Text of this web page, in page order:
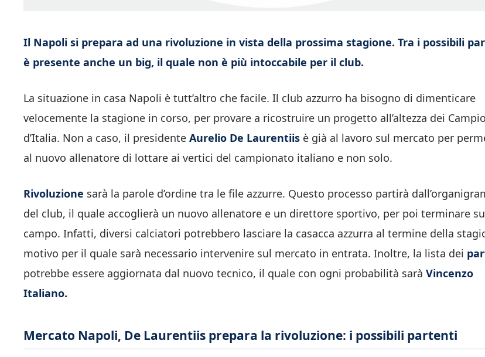
Il Napoli si prepara ad una rivoluzione in vista della prossima stagione. Tra i possibili
è presente anche un big, il quale non è più intoccabile per il club.
La situazione in casa Napoli è tutt’altro che facile. Il club azzurro ha bisogno di dimenticare
velocemente la stagione in corso, per provare a ricostruire un progetto all’altezza dei
d’Italia. Non a caso, il presidente Aurelio De Laurentiis è già al lavoro sul mercato per
al nuovo allenatore di lottare ai vertici del campionato italiano e non solo.
Rivoluzione sarà la parole d’ordine tra le file azzurre. Questo processo partirà
del club, il quale accoglierà un nuovo allenatore e un direttore sportivo, per poi terminare
campo. Infatti, diversi calciatori potrebbero lasciare la casacca azzurra al termine della
motivo per il quale sarà necessario intervenire sul mercato in entrata. Inoltre, la lista dei
potrebbe essere aggiornata dal nuovo tecnico, il quale con ogni probabilità sarà Vincenzo
Italiano.
Mercato Napoli, De Laurentiis prepara la rivoluzione: i possibili partenti